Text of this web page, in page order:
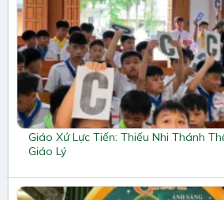
Giáo Xứ Lực Tiến: Thiếu Nhi Thánh
Giáo Lý